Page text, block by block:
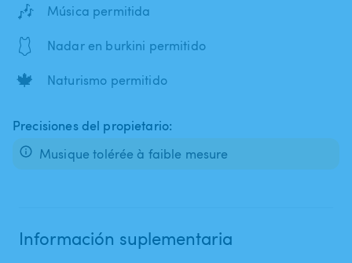
🎶 Música permitida
🩱 Nadar en burkini permitido
🍁 Naturismo permitido
Precisiones del propietario:
Musique tolérée à faible mesure
Información suplementaria